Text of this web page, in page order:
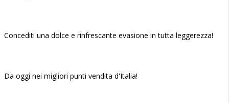
Concediti una dolce e rinfrescante evasione in tutta leggerezza!
Da oggi nei migliori punti vendita d'Italia!